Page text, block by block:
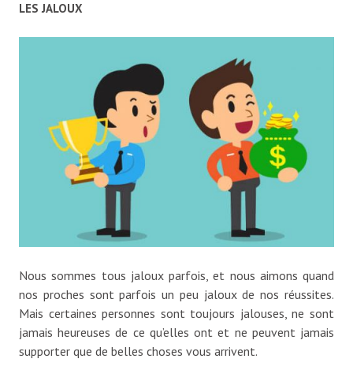
LES JALOUX
Nous sommes tous jaloux parfois, et nous aimons quand
nos proches sont parfois un peu jaloux de nos réussites.
Mais certaines personnes sont toujours jalouses, ne sont
jamais heureuses de ce qu’elles ont et ne peuvent jamais
supporter que de belles choses vous arrivent.